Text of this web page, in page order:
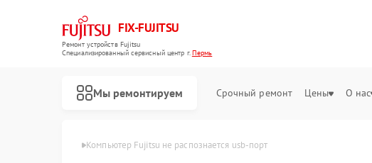
FIX-FUJITSU
Ремонт устройств Fujitsu
Специализированный cервисный центр г.Пермь
Мы ремонтируем Срочный ремонт Цены О нас
Fujitsu в Перми Компьютер Fujitsu не распознается usb-порт